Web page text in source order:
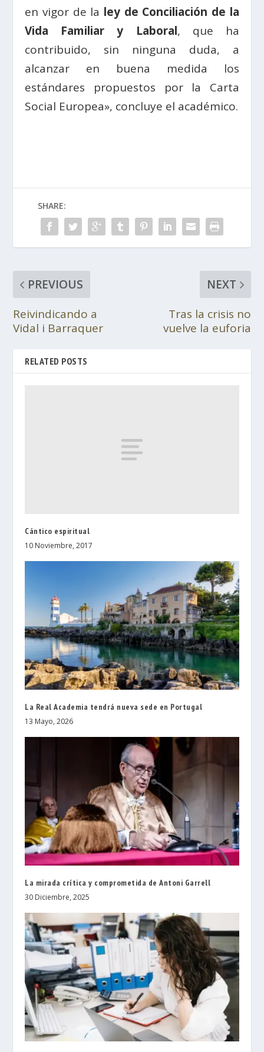
en vigor de la ley de Conciliación de la
Vida Familiar y Laboral, que ha
contribuido, sin ninguna duda, a
alcanzar en buena medida los
estándares propuestos por la Carta
Social Europea», concluye el académico.
SHARE:
PREVIOUS
Reivindicando a
Vidal i Barraquer
NEXT
Tras la crisis no
vuelve la euforia
RELATED POSTS
Cántico espiritual
10 Noviembre, 2017
La Real Academia tendrá nueva sede en Portugal
13 Mayo, 2026
La mirada crítica y comprometida de Antoni Garrell
30 Diciembre, 2025